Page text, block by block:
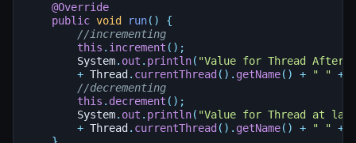
@Override
public void run()
{
//incrementing
this . increment ();
System. out . println( "Value for Thread After
+ Thread . currentThread (). getName() + " " +
//decrementing
this . decrement ();
System. out . println( "Value for Thread at
+ Thread . currentThread (). getName() + " " +